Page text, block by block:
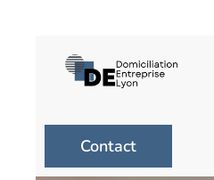
Contact